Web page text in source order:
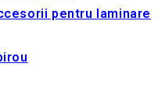
pentru laminare